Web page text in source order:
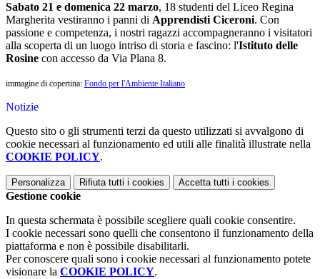
Sabato 21 e domenica 22 marzo, 18 studenti del Liceo Regina
Margherita vestiranno i panni di Apprendisti Ciceroni. Con
passione e competenza, i nostri ragazzi accompagneranno i visitatori
alla scoperta di un luogo intriso di storia e fascino: l'Istituto delle
Rosine con accesso da Via Plana 8.
immagine di copertina: Fondo per l'Ambiente Italiano
Notizie
Questo sito o gli strumenti terzi da questo utilizzati si avvalgono di
cookie necessari al funzionamento ed utili alle finalità illustrate nella
COOKIE POLICY.
Personalizza Rifiuta tutti i cookies Accetta tutti i cookies
Gestione cookie
In questa schermata è possibile scegliere quali cookie consentire.
I cookie necessari sono quelli che consentono il funzionamento della
piattaforma e non è possibile disabilitarli.
Per conoscere quali sono i cookie necessari al funzionamento potete
visionare la COOKIE POLICY.